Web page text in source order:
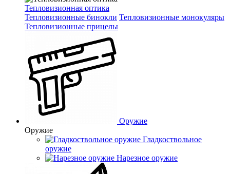
Тепловизионная оптика
Тепловизионные бинокли Тепловизионные монокуляры
Тепловизионные прицелы
Оружие
Оружие
Гладкоствольное
оружие
Нарезное оружие